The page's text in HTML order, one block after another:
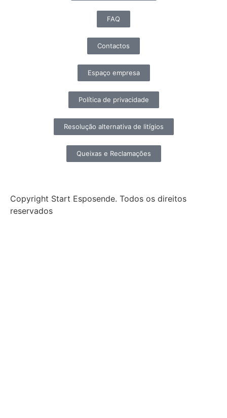
FAQ
Contactos
Espaço empresa
Política de privacidade
Resolução alternativa de litígios
Queixas e Reclamações
Copyright Start Esposende. Todos os direitos
reservados